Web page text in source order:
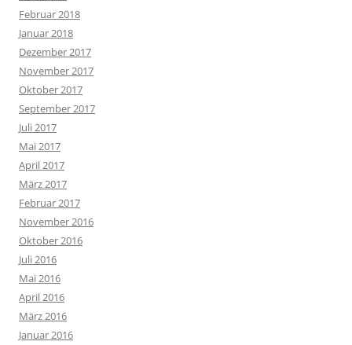
Februar 2018
Januar 2018
Dezember 2017
November 2017
Oktober 2017
September 2017
Juli 2017
Mai 2017
April 2017
März 2017
Februar 2017
November 2016
Oktober 2016
Juli 2016
Mai 2016
April 2016
März 2016
Januar 2016